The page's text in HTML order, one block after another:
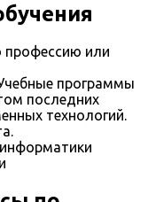
профессию или
программы
последних
технологий.